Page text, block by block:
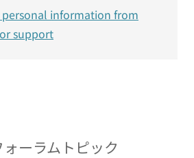
ーラムトピック
information from
support